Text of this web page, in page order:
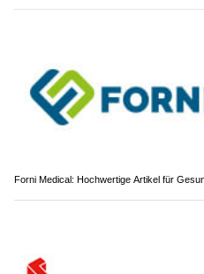
Forni Medical: Hochwertige Artikel für